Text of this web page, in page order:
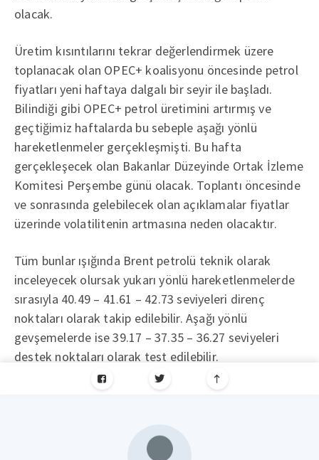
olacak.
Üretim kısıntılarını tekrar değerlendirmek üzere
toplanacak olan OPEC+ koalisyonu öncesinde petrol
fiyatları yeni haftaya dalgalı bir seyir ile başladı.
Bilindiği gibi OPEC+ petrol üretimini artırmış ve
geçtiğimiz haftalarda bu sebeple aşağı yönlü
hareketlenmeler gerçekleşmişti. Bu hafta
gerçekleşecek olan Bakanlar Düzeyinde Ortak İzleme
Komitesi Perşembe günü olacak. Toplantı öncesinde
ve sonrasında gelebilecek olan açıklamalar fiyatlar
üzerinde volatilitenin artmasına neden olacaktır.
Tüm bunlar ışığında Brent petrolü teknik olarak
inceleyecek olursak yukarı yönlü hareketlenmelerde
sırasıyla 40.49 – 41.61 – 42.73 seviyeleri direnç
noktaları olarak takip edilebilir. Aşağı yönlü
gevşemelerde ise 39.17 – 37.35 – 36.27 seviyeleri
destek noktaları olarak test edilebilir.